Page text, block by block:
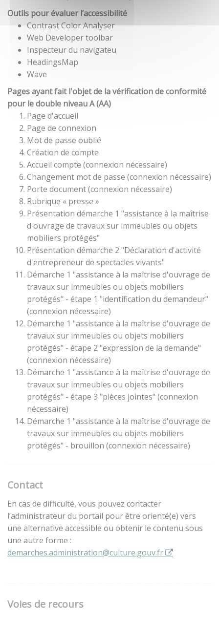
Outils pour évaluer l’accessibilité
Contrast Color Analyser
Web Developer toolbar
Inspecteur du navigateu
HeadingsMap
Wave
Pages ayant fait l'objet de la vérification de conformité
pour le double niveau A (AA)
Page d'accueil
Page de connexion
Mot de passe oublié
Création de compte
Accueil compte (connexion nécessaire)
Changement mot de passe (connexion nécessaire)
Porte document (connexion nécessaire)
Rubrique « presse »
Présentation démarche 1 "assistance à la maîtrise
d'ouvrage de travaux sur immeubles ou objets
mobiliers protégés"
Présentation démarche 2 "Déclaration d'activité
d'entrepreneur de spectacles vivants"
Démarche 1 "assistance à la maîtrise d'ouvrage de
travaux sur immeubles ou objets mobiliers
protégés" - étape 1 "identification du demandeur"
(connexion nécessaire)
Démarche 1 "assistance à la maîtrise d'ouvrage de
travaux sur immeubles ou objets mobiliers
protégés" - étape 2 "expression de la demande"
(connexion nécessaire)
Démarche 1 "assistance à la maîtrise d'ouvrage de
travaux sur immeubles ou objets mobiliers
protégés" - étape 3 "pièces jointes" (connexion
nécessaire)
Démarche 1 "assistance à la maîtrise d'ouvrage de
travaux sur immeubles ou objets mobiliers
protégés" - brouillon (connexion nécessaire)
Contact
En cas de difficulté, vous pouvez contacter
l’administrateur du portail pour être orienté(e) vers
une alternative accessible ou obtenir le contenu sous
une autre forme :
demarches.administration@culture.gouv.fr
Voies de recours